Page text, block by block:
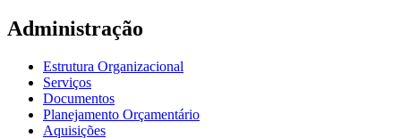
Administração
Estrutura Organizacional
Serviços
Documentos
Planejamento Orçamentário
Aquisições